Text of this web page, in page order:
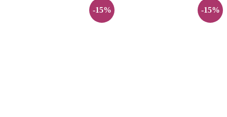
-15% -15%